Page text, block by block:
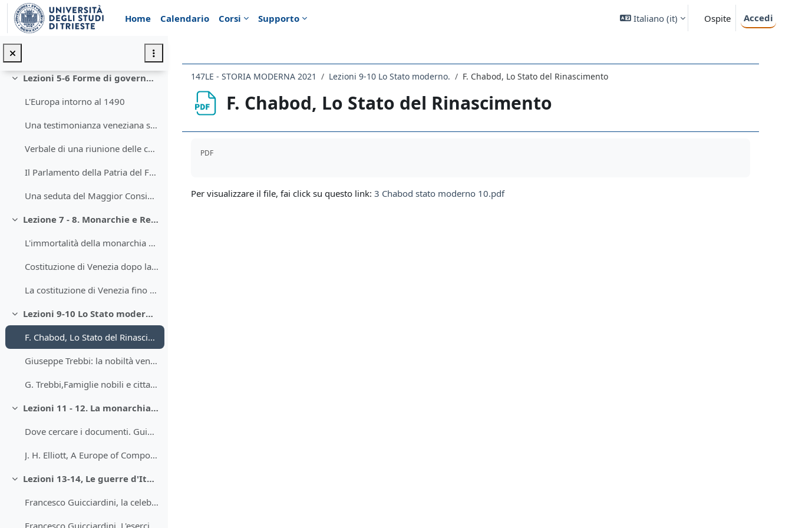
Vai al contenuto principale
Home
Calendario Corsi Supporto Italiano ‎(it)‎ Ospite Accedi
Lorenzo Valla, passi da La falsa donazione di Costantino (traduzione di Olga Pugliese)
Minimizza
Lezioni 5-6 Forme di governo nell'Europa della prima età moderna.
L'Europa intorno al 1490
Una testimonianza veneziana sul parlamento inglese a metà 500
Verbale di una riunione delle cortes di Castiglia (1506)
Il Parlamento della Patria del Friuli nel 400. Atti
Una seduta del Maggior Consiglio di Venezia nel '700
Minimizza
Lezione 7 - 8. Monarchie e Repubbliche
L'immortalità della monarchia di Francia secondo Michel de l'Hospital (1563)
Costituzione di Venezia dopo la Serrata del Maggior Consiglio (schema di G. Maranini)
La costituzione di Venezia fino al 1297 (schema di F. C. Lane)
Minimizza
Lezioni 9-10 Lo Stato moderno.
F. Chabod, Lo Stato del Rinascimento
Giuseppe Trebbi: la nobiltà veneziana nell'età moderna
G. Trebbi,Famiglie nobili e cittadine a Venezia: la "fraterna".
Minimizza
Lezioni 11 - 12. La monarchia composita.
Dove cercare i documenti. Guida dell'archivio di stato di Venezia
J. H. Elliott, A Europe of Composite Monarchies
Minimizza
Lezioni 13-14, Le guerre d'Italia (1494-1529)
Francesco Guicciardini, la celebrazione di Lorenzo il Magnifico
147LE - STORIA MODERNA 2021 Lezioni 9-10 Lo Stato moderno. F. Chabod, Lo Stato del Rinascimento
F. Chabod, Lo Stato del Rinascimento
PDF
Per visualizzare il file, fai click su questo link: 3 Chabod stato moderno 10.pdf